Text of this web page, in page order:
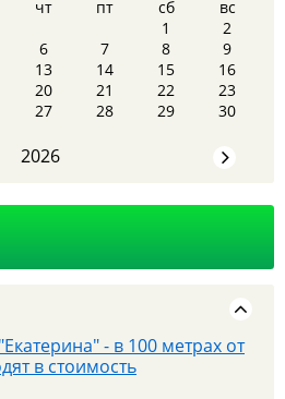
чт пт сб
вс
1
2
6 7 8
9
13 14 15
16
20 21 22
23
27 28 29
30
2026
высоток: экскурсия,
- в 100 метрах от
в стоимость